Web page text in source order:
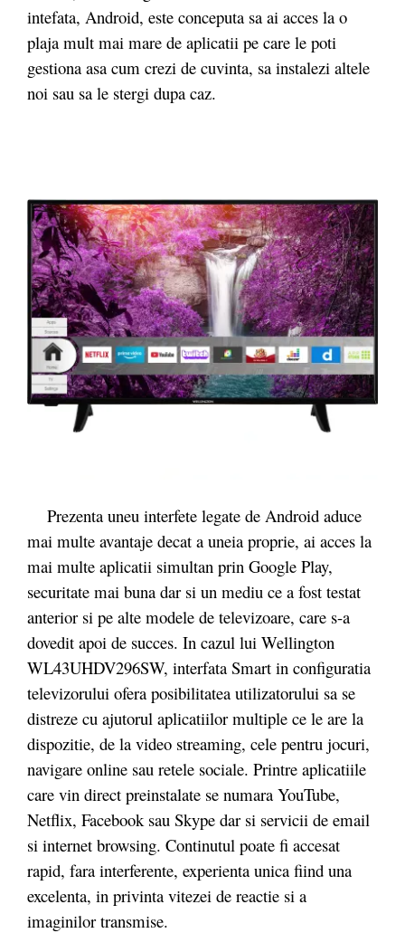
intefata, Android, este conceputa sa ai acces la o
plaja mult mai mare de aplicatii pe care le poti
gestiona asa cum crezi de cuvinta, sa instalezi altele
noi sau sa le stergi dupa caz.
Prezenta uneu interfete legate de Android aduce
mai multe avantaje decat a uneia proprie, ai acces la
mai multe aplicatii simultan prin Google Play,
securitate mai buna dar si un mediu ce a fost testat
anterior si pe alte modele de televizoare, care s-a
dovedit apoi de succes. In cazul lui Wellington
WL43UHDV296SW, interfata Smart in configuratia
televizorului ofera posibilitatea utilizatorului sa se
distreze cu ajutorul aplicatiilor multiple ce le are la
dispozitie, de la video streaming, cele pentru jocuri,
navigare online sau retele sociale. Printre aplicatiile
care vin direct preinstalate se numara YouTube,
Netflix, Facebook sau Skype dar si servicii de email
si internet browsing. Continutul poate fi accesat
rapid, fara interferente, experienta unica fiind una
excelenta, in privinta vitezei de reactie si a
imaginilor transmise.